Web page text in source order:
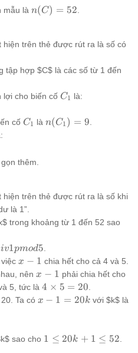
mẫu là n(C)
n(C) = 52
hiện trên thẻ được rút ra là số có
tập hợp $C$ là các số từ 1 đến
lợi cho biến cố C_1
C1 là:
3;
cố C_1
C1 làn(C_1)
n(C1 ) = 9
thêm.
hiện trên thẻ được rút ra là số khi
là 1”.
trong khoảng từ 1 đến 52 sao
1
iv1pmod5
x
-
1
x − 1 chia hết cho cả 4 và 5.
nên x
-
1
x − 1 phải chia hết cho
5, tức là 4
\times
4 × 5 = 20
Ta có x -
x − 1 = 20k với $k$ là
sao cho 1
1 ≤ 20k + 1 ≤ 52